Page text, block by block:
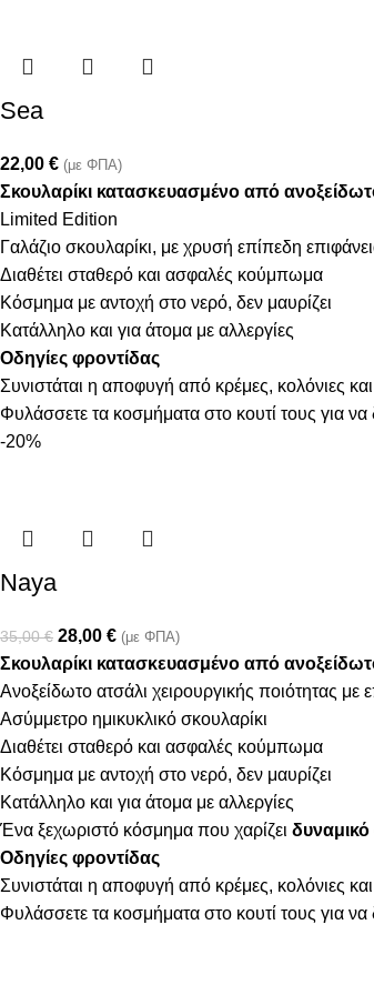
Sea
22,00 € (με ΦΠΑ)
Σκουλαρίκι κατασκευασμένο από
Limited Edition
Γαλάζιο σκουλαρίκι, με χρυσή επίπεδη
Διαθέτει σταθερό και ασφαλές κούμπωμα
Κόσμημα με αντοχή στο νερό, δεν μαυρίζει
Κατάλληλο και για άτομα με αλλεργίες
Οδηγίες φροντίδας
Συνιστάται η αποφυγή από κρέμες, κολόνιες
Φυλάσσετε τα κοσμήματα στο κουτί τους για
-20%
Naya
35,00€ 28,00 € (με ΦΠΑ)
Σκουλαρίκι κατασκευασμένο από
Ανοξείδωτο ατσάλι χειρουργικής ποιότητας
Ασύμμετρο ημικυκλικό σκουλαρίκι
Διαθέτει σταθερό και ασφαλές κούμπωμα
Κόσμημα με αντοχή στο νερό, δεν μαυρίζει
Κατάλληλο και για άτομα με αλλεργίες
Ένα ξεχωριστό κόσμημα που χαρίζει δυναμικό
Οδηγίες φροντίδας
Συνιστάται η αποφυγή από κρέμες, κολόνιες
Φυλάσσετε τα κοσμήματα στο κουτί τους για